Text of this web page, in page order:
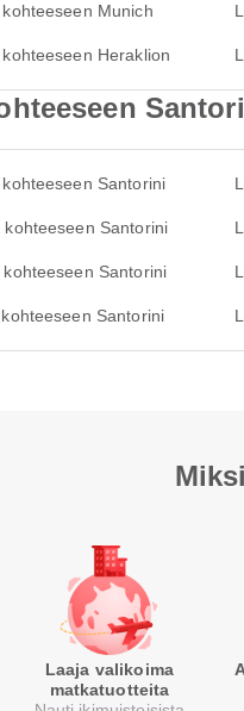
Munich
Heraklion
Santorini
Santorini
Santorini
Santorini
Laaja valikoima
matkatuotteita